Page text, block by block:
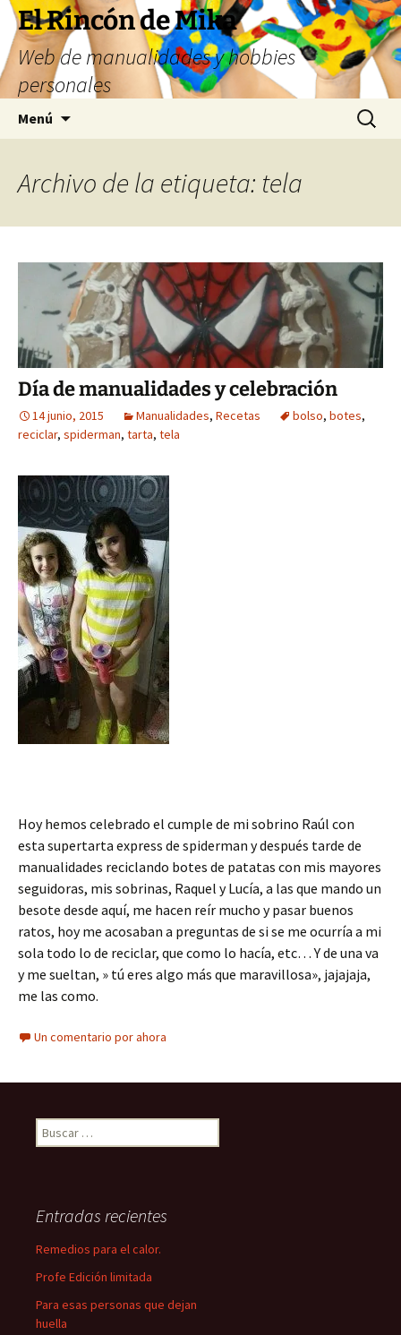
Saltar
contenido
El Rincón de Mika
Web de manualidades y hobbies
personales
Menú Buscar:
Archivo de la etiqueta: tela
Día de manualidades y celebración
14 junio, 2015 Manualidades, Recetas bolso, botes,
reciclar, spiderman, tarta, tela
Hoy hemos celebrado el cumple de mi sobrino Raúl con
esta supertarta express de spiderman y después tarde de
manualidades reciclando botes de patatas con mis mayores
seguidoras, mis sobrinas, Raquel y Lucía, a las que mando un
besote desde aquí, me hacen reír mucho y pasar buenos
ratos, hoy me acosaban a preguntas de si se me ocurría a mi
sola todo lo de reciclar, que como lo hacía, etc… Y de una va
y me sueltan, » tú eres algo más que maravillosa», jajajaja,
me las como.
Un comentario por ahora
Buscar:
Entradas recientes
Remedios para el calor.
Profe Edición limitada
Para esas personas que dejan
huella